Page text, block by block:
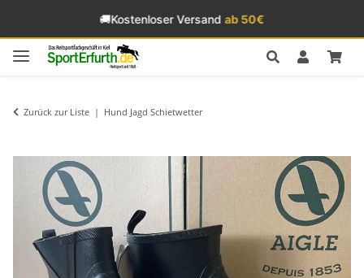
🚚Kostenloser Versandab 50€
Zurück zur Liste Hund Jagd Schietwetter